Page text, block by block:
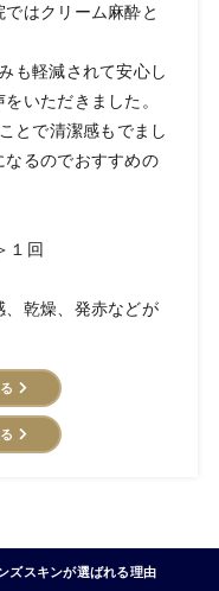
はクリーム麻酔と
も軽減されて安心し
いただきました。
とで清潔感もでまし
なるのでおすすめの
１回
、乾燥、発赤などが
ズスキンが選ばれる理由